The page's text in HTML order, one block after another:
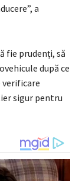
a
fie prudenți, să
după ce
verificare
sigur pentru